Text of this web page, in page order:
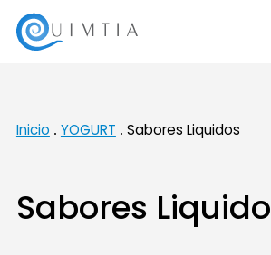
Inicio YOGURT Sabores Liquidos
Sabores